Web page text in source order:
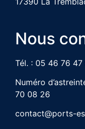
Nous
Tél. : 05 46 76 47
Numéro
70 08 26
contact@ports-